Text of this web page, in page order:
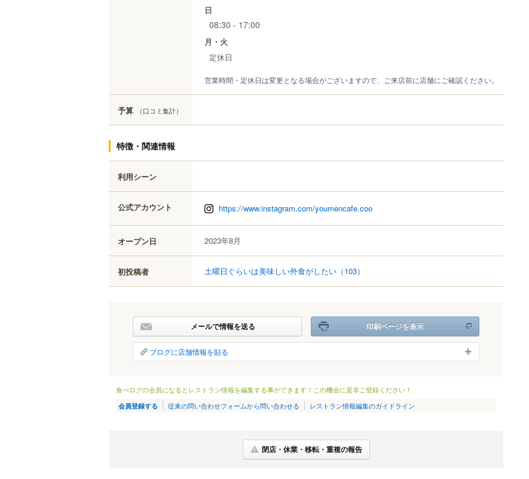
日
08:30 - 17:00
月・火
定休日
営業時間・定休日は変更となる場合がございますので、ご来店前に店舗にご確認ください。
予算 （口コミ集計）
特徴・関連情報
利用シーン
公式アカウント https://www.instagram.com/youmencafe.coo
オープン日 2023年8月
初投稿者 土曜日ぐらいは美味しい外食がしたい （103）
メールで情報を送る 印刷ページを表示
ブログに店舗情報を貼る
食べログの会員になるとレストラン情報を編集する事ができます！この機会に是非ご登録ください！
会員登録する 従来の問い合わせフォームから問い合わせる レストラン情報編集のガイドライン
閉店・休業・移転・重複の報告